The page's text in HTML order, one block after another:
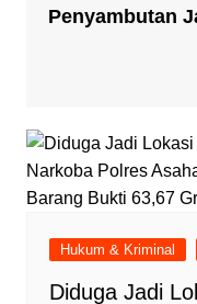
Penyambutan
Hukum & Kriminal
Diduga Jadi